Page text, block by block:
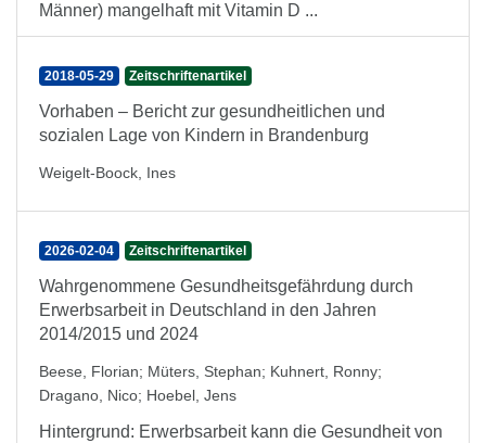
Männer) mangelhaft mit Vitamin D ...
2018-05-29 Zeitschriftenartikel
Vorhaben – Bericht zur gesundheitlichen und
sozialen Lage von Kindern in Brandenburg
Weigelt-Boock, Ines
2026-02-04 Zeitschriftenartikel
Wahrgenommene Gesundheitsgefährdung durch
Erwerbsarbeit in Deutschland in den Jahren
2014/2015 und 2024
Beese, Florian; Müters, Stephan; Kuhnert, Ronny;
Dragano, Nico; Hoebel, Jens
Hintergrund: Erwerbsarbeit kann die Gesundheit von